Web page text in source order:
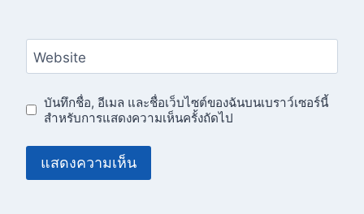
Website
บันทึกชื่อ, อีเมล และชื่อเว็บไซต์ของฉันบนเบราว์เซอร์นี้
สำหรับการแสดงความเห็นครั้งถัดไป